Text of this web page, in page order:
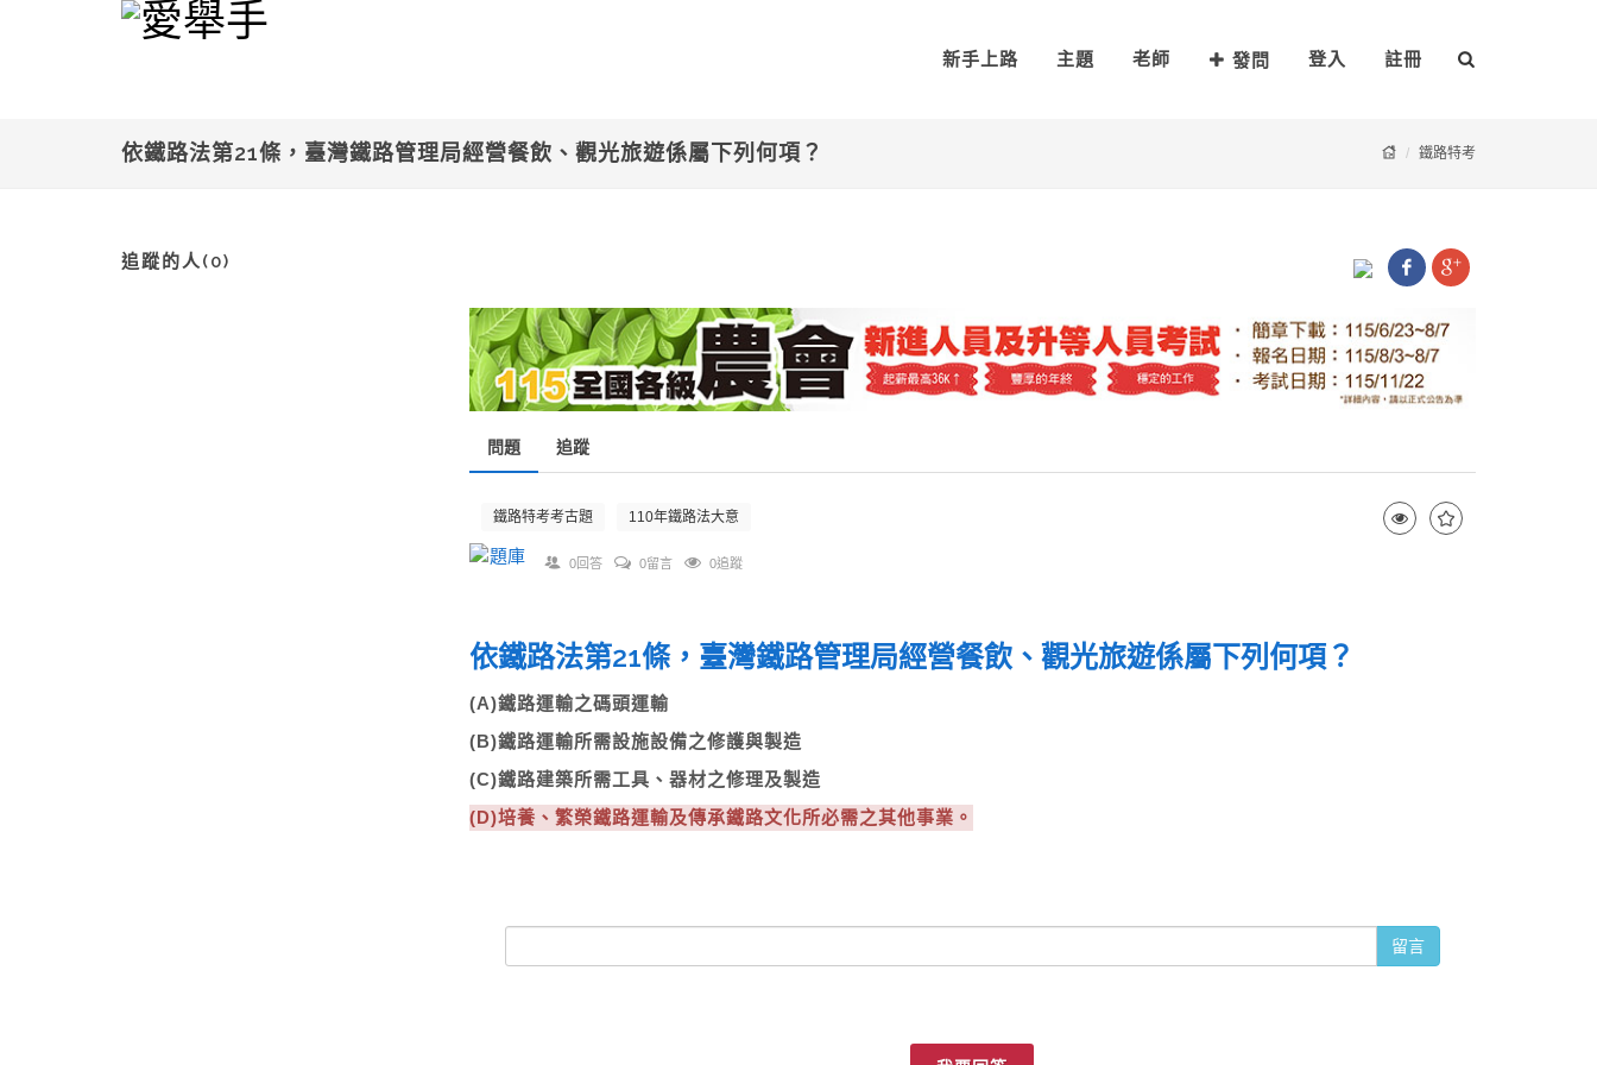
新手上路 主題 老師 發問 登入 註冊
依鐵路法第21條，臺灣鐵路管理局經營餐飲、觀光旅遊係屬下列何項？ 鐵路特考
追蹤的人(0)
問題 追蹤
鐵路特考考古題 110年鐵路法大意
0回答 0留言 0追蹤
依鐵路法第21條，臺灣鐵路管理局經營餐飲、觀光旅遊係屬下列何項？
(A)鐵路運輸之碼頭運輸
(B)鐵路運輸所需設施設備之修護與製造
(C)鐵路建築所需工具、器材之修理及製造
(D)培養、繁榮鐵路運輸及傳承鐵路文化所必需之其他事業。
留言